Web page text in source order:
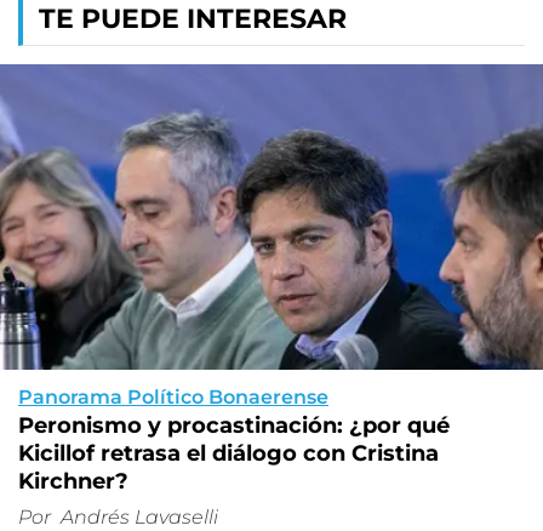
TE PUEDE INTERESAR
Panorama Político Bonaerense
Peronismo y procastinación: ¿por qué
Kicillof retrasa el diálogo con Cristina
Kirchner?
Por Andrés Lavaselli